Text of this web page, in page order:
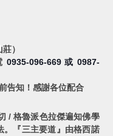
）
0935-096-669 或 0987-
告知！感謝各位配合
/ 格魯派色拉傑遍知佛學
。『三主要道』由格西諾